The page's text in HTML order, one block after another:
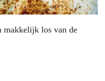
makkelijk los van de